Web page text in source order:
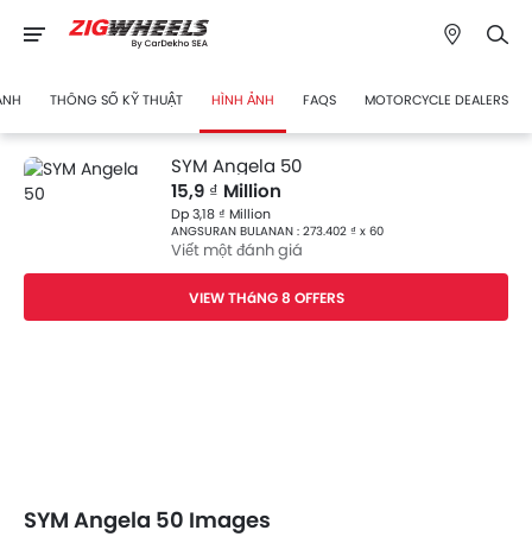
THÔNG SỐ KỸ THUẬT HÌNH ẢNH FAQS MOTORCYCLE DEALERS
SYM Angela 50
15,9 ₫ Million
Dp 3,18 ₫ Million
ANGSURAN BULANAN : 273.402 ₫ x 60
Viết một đánh giá
VIEW THáNG 8 OFFERS
SYM Angela 50 Images